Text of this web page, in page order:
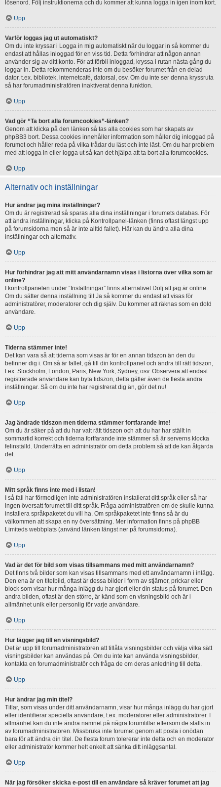
lösenord. Följ instruktionerna och du kommer att kunna logga in igen inom kort.
Upp
Varför loggas jag ut automatiskt?
Om du inte kryssar i Logga in mig automatiskt när du loggar in så kommer du
endast att hållas inloggad för en viss tid. Detta förhindrar att någon annan
använder sig av ditt konto. För att förbli inloggad, kryssa i rutan nästa gång du
loggar in. Detta rekommenderas inte om du besöker forumet från en delad
dator, t.ex. bibliotek, internetcafé, datorsal, osv. Om du inte ser denna kryssruta
så har forumadministratören inaktiverat denna funktion.
Upp
Vad gör “Ta bort alla forumcookies”-länken?
Genom att klicka på den länken så tas alla cookies som har skapats av
phpBB3 bort. Dessa cookies innehåller information som håller dig inloggad på
forumet och håller reda på vilka trådar du läst och inte läst. Om du har problem
med att logga in eller logga ut så kan det hjälpa att ta bort alla forumcookies.
Upp
Alternativ och inställningar
Hur ändrar jag mina inställningar?
Om du är registrerad så sparas alla dina inställningar i forumets databas. För
att ändra inställningar, klicka på Kontrollpanel-länken (finns oftast längst upp
på forumsidorna men så är inte alltid fallet). Här kan du ändra alla dina
inställningar och alternativ.
Upp
Hur förhindrar jag att mitt användarnamn visas i listorna över vilka som är
online?
I kontrollpanelen under “Inställningar” finns alternativet Dölj att jag är online.
Om du sätter denna inställning till Ja så kommer du endast att visas för
administratörer, moderatorer och dig själv. Du kommer att räknas som en dold
användare.
Upp
Tiderna stämmer inte!
Det kan vara så att tiderna som visas är för en annan tidszon än den du
befinner dig i. Om så är fallet, gå till din kontrollpanel och ändra till rätt tidszon,
t.ex. Stockholm, London, Paris, New York, Sydney, osv. Observera att endast
registrerade användare kan byta tidszon, detta gäller även de flesta andra
inställningar. Så om du inte har registrerat dig än, gör det nu!
Upp
Jag ändrade tidszon men tiderna stämmer fortfarande inte!
Om du är säker på att du har valt rätt tidszon och att du har har ställt in
sommartid korrekt och tiderna fortfarande inte stämmer så är serverns klocka
felinställd. Underrätta en administratör om detta problem så att de kan åtgärda
det.
Upp
Mitt språk finns inte med i listan!
I så fall har förmodligen inte administratören installerat ditt språk eller så har
ingen översatt forumet till ditt språk. Fråga administratören om de skulle kunna
installera språkpaketet du vill ha. Om språkpaketet inte finns så är du
välkommen att skapa en ny översättning. Mer information finns på phpBB
Limiteds webbplats (använd länken längst ner på forumsidorna).
Upp
Vad är det för bild som visas tillsammans med mitt användarnamn?
Det finns två bilder som kan visas tillsammans med ett användarnamn i inlägg.
Den ena är en titelbild, oftast är dessa bilder i form av stjärnor, prickar eller
block som visar hur många inlägg du har gjort eller din status på forumet. Den
andra bilden, oftast är den större, är känd som en visningsbild och är i
allmänhet unik eller personlig för varje användare.
Upp
Hur lägger jag till en visningsbild?
Det är upp till forumadministratören att tillåta visningsbilder och välja vilka sätt
visningsbilder kan användas på. Om du inte kan använda visningsbilder,
kontakta en forumadministratör och fråga de om deras anledning till detta.
Upp
Hur ändrar jag min titel?
Titlar, som visas under ditt användarnamn, visar hur många inlägg du har gjort
eller identifierar speciella användare, t.ex. moderatorer eller administratörer. I
allmänhet kan du inte ändra namnet på några forumtitlar eftersom de ställs in
av forumadministratören. Missbruka inte forumet genom att posta i onödan
bara för att ändra din titel. De flesta forum tolererar inte detta och en moderator
eller administratör kommer helt enkelt att sänka ditt inläggsantal.
Upp
När jag försöker skicka e-post till en användare så kräver forumet att jag